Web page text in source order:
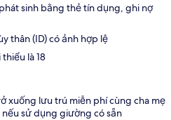
sinh bằng thẻ tín dụng, ghi nợ
thân (ID) có ảnh hợp lệ
là 18
xuống lưu trú miễn phí cùng cha mẹ
sử dụng giường có sẵn